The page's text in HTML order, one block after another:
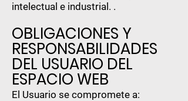
intelectual e industrial. .
OBLIGACIONES Y
RESPONSABILIDADES
DEL USUARIO DEL
ESPACIO WEB
El Usuario se compromete a: